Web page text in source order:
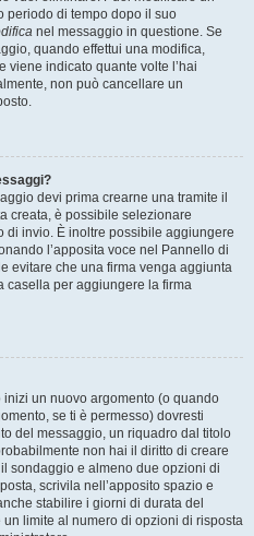
periodo di tempo dopo il suo
nel messaggio in questione. Se
quando effettui una modifica,
viene indicato quante volte l’hai
non può cancellare un
devi prima crearne una tramite il
creata, è possibile selezionare
di invio. È inoltre possibile aggiungere
l’apposita voce nel Pannello di
evitare che una firma venga aggiunta
casella per aggiungere la firma
un nuovo argomento (o quando
se ti è permesso) dovresti
del messaggio, un riquadro dal titolo
non hai il diritto di creare
sondaggio e almeno due opzioni di
scrivila nell’apposito spazio e
stabilire i giorni di durata del
limite al numero di opzioni di risposta